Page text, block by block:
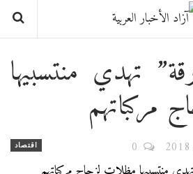
تهدي منتسبيها
مركباتهم
اقتصاد